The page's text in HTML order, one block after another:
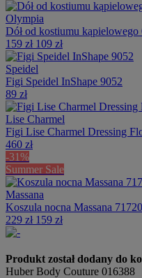
Olympia
Dół od kostiumu
159 zł 109 zł
Speidel
Figi Speidel InShape 9052
89 zł
Lise Charmel
Figi Lise Charmel Dressing
460 zł
-31%
Summer Sale
Massana
Koszula nocna Massana
229 zł 159 zł
Produkt został dodany do
Huber Body Couture 016388